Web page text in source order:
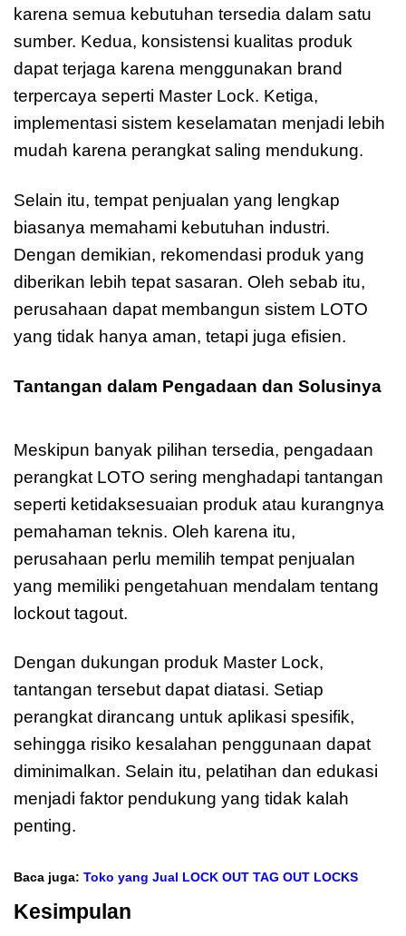
karena semua kebutuhan tersedia dalam satu
sumber. Kedua, konsistensi kualitas produk
dapat terjaga karena menggunakan brand
terpercaya seperti Master Lock. Ketiga,
implementasi sistem keselamatan menjadi lebih
mudah karena perangkat saling mendukung.
Selain itu, tempat penjualan yang lengkap
biasanya memahami kebutuhan industri.
Dengan demikian, rekomendasi produk yang
diberikan lebih tepat sasaran. Oleh sebab itu,
perusahaan dapat membangun sistem LOTO
yang tidak hanya aman, tetapi juga efisien.
Tantangan dalam Pengadaan dan Solusinya
Meskipun banyak pilihan tersedia, pengadaan
perangkat LOTO sering menghadapi tantangan
seperti ketidaksesuaian produk atau kurangnya
pemahaman teknis. Oleh karena itu,
perusahaan perlu memilih tempat penjualan
yang memiliki pengetahuan mendalam tentang
lockout tagout.
Dengan dukungan produk Master Lock,
tantangan tersebut dapat diatasi. Setiap
perangkat dirancang untuk aplikasi spesifik,
sehingga risiko kesalahan penggunaan dapat
diminimalkan. Selain itu, pelatihan dan edukasi
menjadi faktor pendukung yang tidak kalah
penting.
Baca juga: Toko yang Jual LOCK OUT TAG OUT LOCKS
Kesimpulan